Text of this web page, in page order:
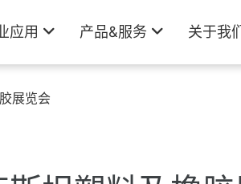
应用 产品&服务 关于我
展览会